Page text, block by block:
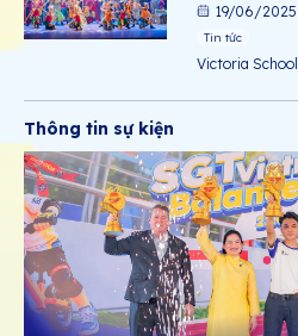
19/06/2025
Tin tức
Victoria School
Thông tin sự kiện